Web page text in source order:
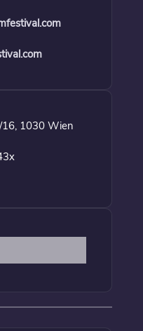
16, 1030 Wien